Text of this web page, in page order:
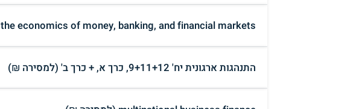
the economics of money, banking, and financial markets (למסירה ₪)
התנהגות ארגונית יח' 9+11+12, כרך א, + כרך ב' (למסירה ₪)